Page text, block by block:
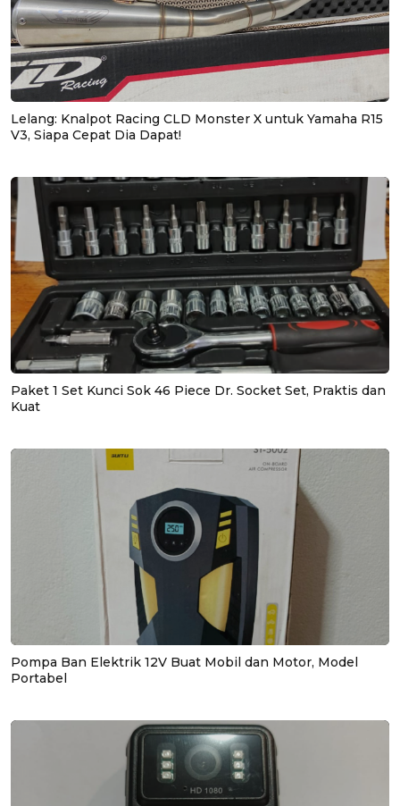
Lelang: Knalpot Racing CLD Monster X untuk Yamaha R15
V3, Siapa Cepat Dia Dapat!
Paket 1 Set Kunci Sok 46 Piece Dr. Socket Set, Praktis dan
Kuat
Pompa Ban Elektrik 12V Buat Mobil dan Motor, Model
Portabel